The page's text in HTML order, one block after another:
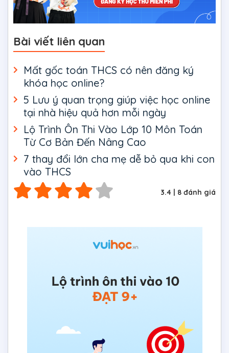
Bài viết liên quan
Mất gốc toán THCS có nên đăng ký
khóa học online?
5 Lưu ý quan trọng giúp việc học online
tại nhà hiệu quả hơn mỗi ngày
Lộ Trình Ôn Thi Vào Lớp 10 Môn Toán
Từ Cơ Bản Đến Nâng Cao
7 thay đổi lớn cha mẹ dễ bỏ qua khi con
vào THCS
3.4 | 8 đánh giá